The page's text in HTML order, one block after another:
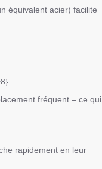
équivalent acier) facilite
fréquent – ce qui
rapidement en leur